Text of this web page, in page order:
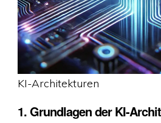
KI-Architekturen
1. Grundlagen der KI-